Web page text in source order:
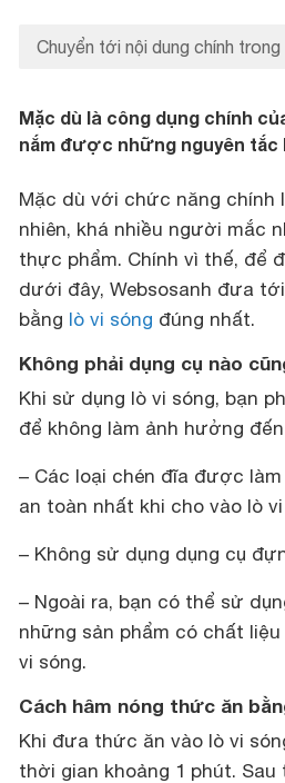
Chuyển tới nội dung chính trong
Mặc dù là công dụng chính
nắm được những nguyên tắc
Mặc dù với chức năng chính
nhiên, khá nhiều người mắc
thực phẩm. Chính vì thế, để
dưới đây, Websosanh đưa
bằng lò vi sóng đúng nhất.
Không phải dụng cụ nào
Khi sử dụng lò vi sóng, bạn
để không làm ảnh hưởng
– Các loại chén đĩa được
an toàn nhất khi cho vào lò
– Không sử dụng dụng cụ
– Ngoài ra, bạn có thể sử
những sản phẩm có chất
vi sóng.
Cách hâm nóng thức ăn
Khi đưa thức ăn vào lò vi
thời gian khoảng 1 phút.